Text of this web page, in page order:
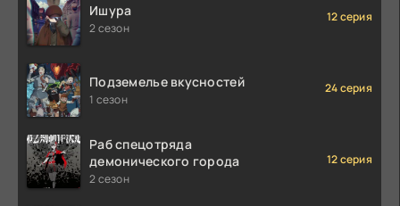
Ишура
2 сезон
12 серия
Подземелье вкусностей
1 сезон
24 серия
Раб спецотряда
демонического города
2 сезон
12 серия